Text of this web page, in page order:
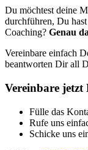
Du möchtest deine
durchführen, Du
Coaching? Genau
Vereinbare einfach
beantworten Dir all
Vereinbare jetzt
Fülle das
Rufe uns
Schicke uns